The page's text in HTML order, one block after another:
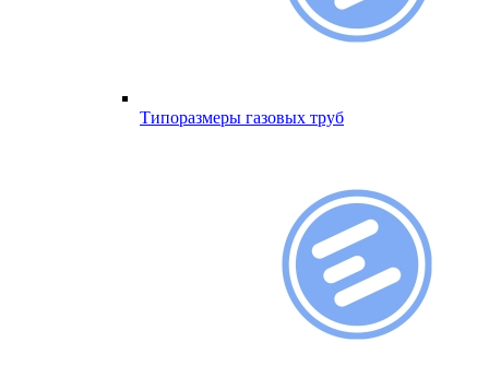
Типоразмеры газовых труб